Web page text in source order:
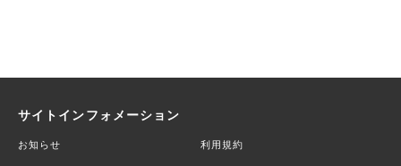
サイトインフォメーション
お知らせ 利用規約